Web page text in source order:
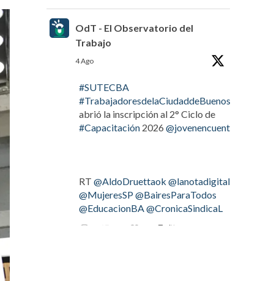
OdT - El Observatorio del
Trabajo
4 Ago
#SUTECBA
#TrabajadoresdelaCiudaddeBuenosAires
abrió la inscripción al 2° Ciclo de
#Capacitación 2026 @jovenencuentro
RT @AldoDruettaok @lanotadigital
@MujeresSP@BairesParaTodos
@EducacionBA@CronicaSindicaL
Twitter